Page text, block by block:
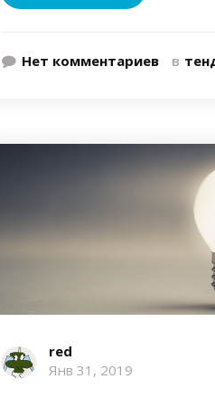
Нет комментариев в
red
Янв 31, 2019